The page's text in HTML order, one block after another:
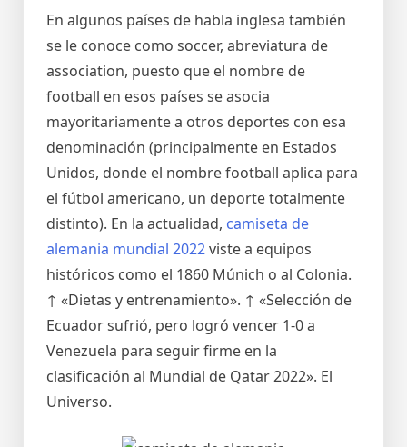
En algunos países de habla inglesa también
se le conoce como soccer, abreviatura de
association, puesto que el nombre de
football en esos países se asocia
mayoritariamente a otros deportes con esa
denominación (principalmente en Estados
Unidos, donde el nombre football aplica para
el fútbol americano, un deporte totalmente
distinto). En la actualidad, camiseta de
alemania mundial 2022viste a equipos
históricos como el 1860 Múnich o al Colonia.
↑ «Dietas y entrenamiento». ↑ «Selección de
Ecuador sufrió, pero logró vencer 1-0 a
Venezuela para seguir firme en la
clasificación al Mundial de Qatar 2022». El
Universo.